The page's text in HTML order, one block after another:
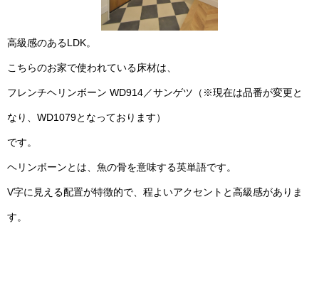
高級感のあるLDK。
こちらのお家で使われている床材は、
フレンチヘリンボーン WD914／サンゲツ（※現在は品番が変更と
なり、WD1079となっております）
です。
ヘリンボーンとは、魚の骨を意味する英単語です。
V字に見える配置が特徴的で、程よいアクセントと高級感がありま
す。